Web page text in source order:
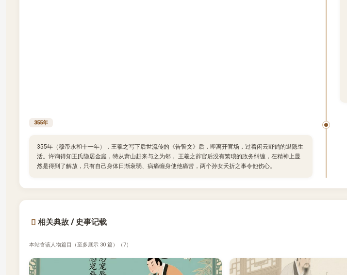
355年
355年（穆帝永和十一年），王羲之写下后世流传的《告誓文》后，即离开官场，过着闲云野鹤的退隐生
活。许询得知王氏隐居金庭，特从萧山赶来与之为邻 。王羲之辞官后没有繁琐的政务纠缠，在精神上显
然是得到了解放，只有自己身体日渐衰弱、病痛缠身使他痛苦，两个孙女夭折之事令他伤心。
相关典故 / 史事记载
本站含该人物篇目（至多展示 30 篇）（7）